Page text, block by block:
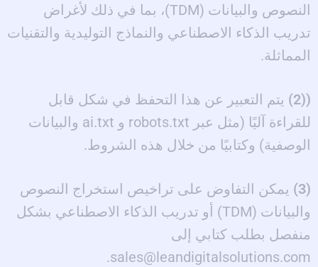
النصوص والبيانات (TDM)، بما في ذلك لأغراض
تدريب الذكاء الاصطناعي والنماذج التوليدية والتقنيات
المماثلة.
((2)
يتم التعبير عن هذا التحفظ في شكل قابل
للقراءة آليًا (مثل عبر robots.txt و ai.txt والبيانات
الوصفية) وكتابيًا من خلال هذه الشروط.
(3)
يمكن التفاوض على تراخيص استخراج النصوص
والبيانات (TDM) أو تدريب الذكاء الاصطناعي بشكل
منفصل بطلب كتابي إلى
sales@leandigitalsolutions.com.